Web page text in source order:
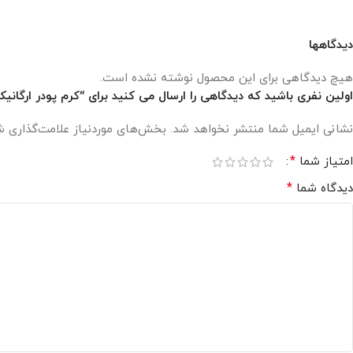
دیدگاهها
هیچ دیدگاهی برای این محصول نوشته نشده است.
اولین نفری باشید که دیدگاهی را ارسال می کنید برای “کرم پودر
نشانی ایمیل شما منتشر نخواهد شد. بخش‌های موردنیاز علامت‌گذاری
امتیاز شما *
دیدگاه شما *